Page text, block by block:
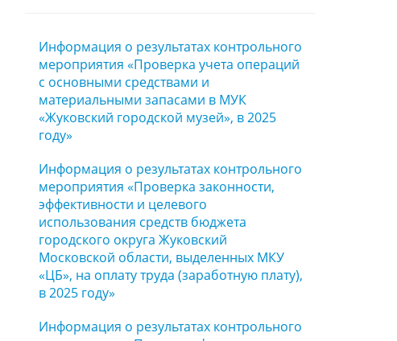
Информация о результатах контрольного
мероприятия «Проверка учета операций
с основными средствами и
материальными запасами в МУК
«Жуковский городской музей», в 2025
году»
Информация о результатах контрольного
мероприятия «Проверка законности,
эффективности и целевого
использования средств бюджета
городского округа Жуковский
Московской области, выделенных МКУ
«ЦБ», на оплату труда (заработную плату),
в 2025 году»
Информация о результатах контрольного